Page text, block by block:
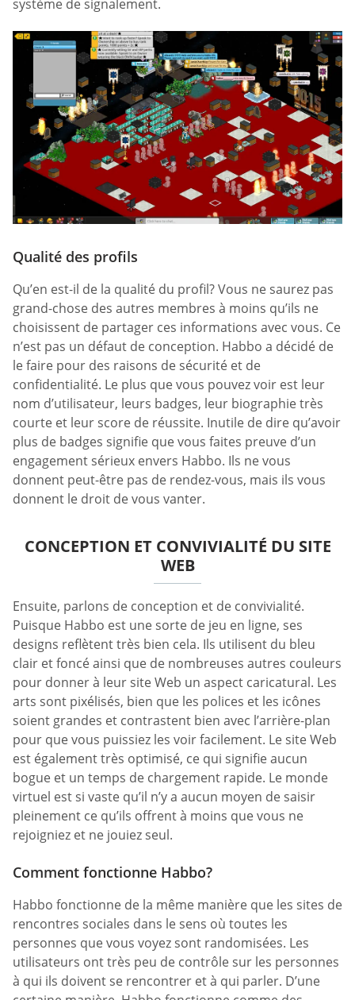
système de signalement.
Qualité des profils
Qu’en est-il de la qualité du profil? Vous ne saurez pas
grand-chose des autres membres à moins qu’ils ne
choisissent de partager ces informations avec vous. Ce
n’est pas un défaut de conception. Habbo a décidé de
le faire pour des raisons de sécurité et de
confidentialité. Le plus que vous pouvez voir est leur
nom d’utilisateur, leurs badges, leur biographie très
courte et leur score de réussite. Inutile de dire qu’avoir
plus de badges signifie que vous faites preuve d’un
engagement sérieux envers Habbo. Ils ne vous
donnent peut-être pas de rendez-vous, mais ils vous
donnent le droit de vous vanter.
CONCEPTION ET CONVIVIALITÉ DU SITE
WEB
Ensuite, parlons de conception et de convivialité.
Puisque Habbo est une sorte de jeu en ligne, ses
designs reflètent très bien cela. Ils utilisent du bleu
clair et foncé ainsi que de nombreuses autres couleurs
pour donner à leur site Web un aspect caricatural. Les
arts sont pixélisés, bien que les polices et les icônes
soient grandes et contrastent bien avec l’arrière-plan
pour que vous puissiez les voir facilement. Le site Web
est également très optimisé, ce qui signifie aucun
bogue et un temps de chargement rapide. Le monde
virtuel est si vaste qu’il n’y a aucun moyen de saisir
pleinement ce qu’ils offrent à moins que vous ne
rejoigniez et ne jouiez seul.
Comment fonctionne Habbo?
Habbo fonctionne de la même manière que les sites de
rencontres sociales dans le sens où toutes les
personnes que vous voyez sont randomisées. Les
utilisateurs ont très peu de contrôle sur les personnes
à qui ils doivent se rencontrer et à qui parler. D’une